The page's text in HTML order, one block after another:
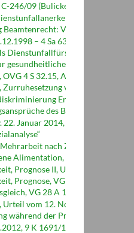
246/09 (Bulicke)
Beamtenrecht: VG Koblenz, Urteil
– 4 Sa 630/98
Dienstunfallfürsorge
gesundheitlichen Eignung bei
4 S 32.15, Anforderungen
von
Erläuterungen
des Beamten
Januar 2014, VG 7 K 117.13:
nach Zurruhesetzung,
Alimentation, Urteil v.
Prognose II, Urt. v. 2. Juli 2010,
Prognose, VG 5 A 67.04,
VG 28 A 189.06
vom 12. Nov. 2009, VG 28 A
während der Probezeit,
9 K 1691/12.F